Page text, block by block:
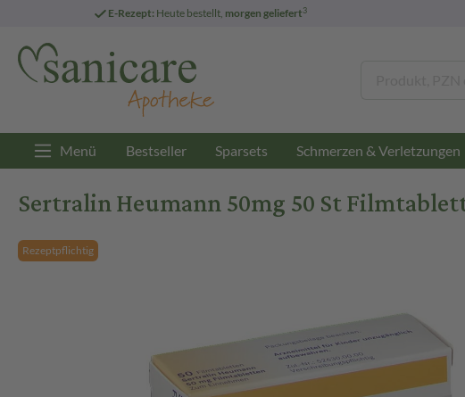
E-Rezept: Heute bestellt, morgen geliefert3
Menü Bestseller Sparsets Schmerzen & Verletzungen
Sertralin Heumann 50mg 50 St
Rezeptpflichtig